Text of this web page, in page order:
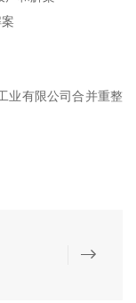
业有限公司合并重整